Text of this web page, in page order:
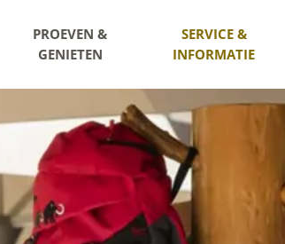
PROEVEN &
GENIETEN
SERVICE &
INFORMATIE